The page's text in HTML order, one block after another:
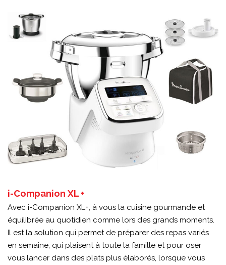
i-Companion XL +
Avec i-Companion XL+, à vous la cuisine gourmande et
équilibrée au quotidien comme lors des grands moments.
Il est la solution qui permet de préparer des repas variés
en semaine, qui plaisent à toute la famille et pour oser
vous lancer dans des plats plus élaborés, lorsque vous